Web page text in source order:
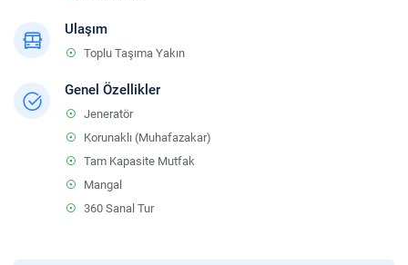
Ulaşım
Toplu Taşıma Yakın
Genel Özellikler
Jeneratör
Korunaklı (Muhafazakar)
Tam Kapasite Mutfak
Mangal
360 Sanal Tur